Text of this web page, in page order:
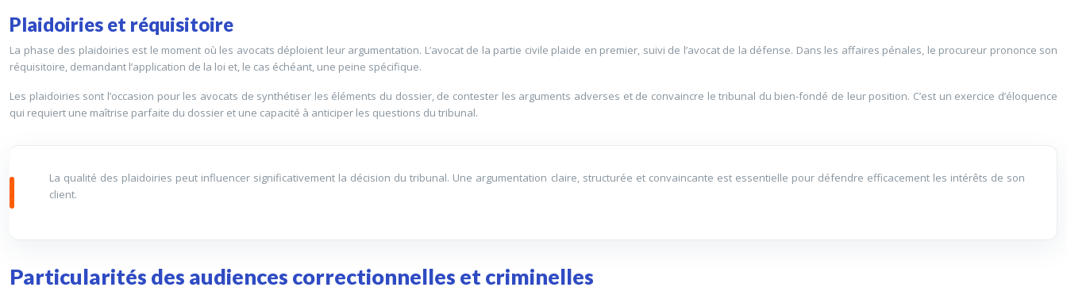
Plaidoiries et réquisitoire
La phase des plaidoiries est le moment où les avocats déploient leur argumentation. L’avocat de la partie civile plaide en premier, suivi de l’avocat de la défense. Dans les affaires pénales, le procureur prononce son
réquisitoire, demandant l’application de la loi et, le cas échéant, une peine spécifique.
Les plaidoiries sont l’occasion pour les avocats de synthétiser les éléments du dossier, de contester les arguments adverses et de convaincre le tribunal du bien-fondé de leur position. C’est un exercice d’éloquence
qui requiert une maîtrise parfaite du dossier et une capacité à anticiper les questions du tribunal.
La qualité des plaidoiries peut influencer significativement la décision du tribunal. Une argumentation claire, structurée et convaincante est essentielle pour défendre efficacement les intérêts de son
client.
Particularités des audiences correctionnelles et criminelles